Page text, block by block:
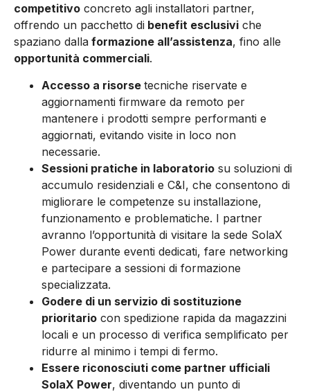
competitivo concreto agli installatori partner,
offrendo un pacchetto di benefit esclusivi che
spaziano dalla formazione all’assistenza, fino alle
opportunità commerciali.
Accesso a risorse tecniche riservate e
aggiornamenti firmware da remoto per
mantenere i prodotti sempre performanti e
aggiornati, evitando visite in loco non
necessarie.
Sessioni pratiche in laboratorio su soluzioni di
accumulo residenziali e C&I, che consentono di
migliorare le competenze su installazione,
funzionamento e problematiche. I partner
avranno l’opportunità di visitare la sede SolaX
Power durante eventi dedicati, fare networking
e partecipare a sessioni di formazione
specializzata.
Godere di un servizio di sostituzione
prioritario con spedizione rapida da magazzini
locali e un processo di verifica semplificato per
ridurre al minimo i tempi di fermo.
Essere riconosciuti come partner ufficiali
SolaX Power, diventando un punto di